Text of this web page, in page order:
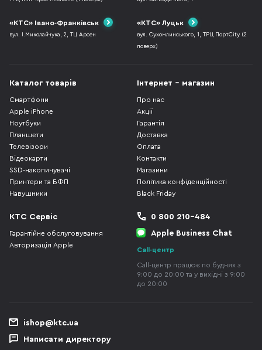
«КТС» Івано-Франківськ
вул. І.Миколайчука, 2, ТЦ Арсен
«КТС» Луцьк
вул. Сухомлинського, 1, ТРЦ ПортCity (2
поверх)
Каталог товарів
Смартфони
Apple iPhone
Ноутбуки
Планшети
Телевізори
Відеокарти
SSD-накопичувачі
Принтери та БФП
Навушники
Інтернет - магазин
Про нас
Акції
Гарантія
Доставка
Оплата
Контакти
Магазини
Політика конфіденційності
Black Friday
КТС Сервіс
Гарантійне обслуговування
Авторизація Apple
0 800 210-484
Apple Business Chat
Call-центр
Call-центр працює по буднях з
9:00 до 20:00 та у вихідні з 9:00
до 20:00
ishop@ktc.ua
Написати директору